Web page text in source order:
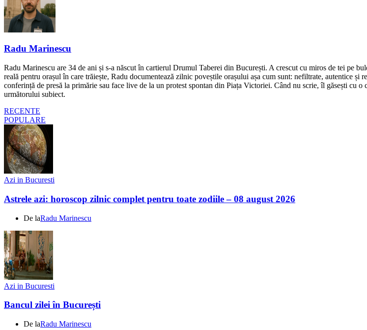
Radu Marinescu
Radu Marinescu are 34 de ani și s-a născut în cartierul Drumul Taberei din București. A crescut cu miros de tei pe
reală pentru orașul în care trăiește, Radu documentează zilnic poveștile orașului așa cum sunt: nefiltrate, autentice
conferință de presă la primărie sau face live de la un protest spontan din Piața Victoriei. Când nu scrie, îl găsești cu
următorului subiect.
RECENTE
POPULARE
Azi in Bucuresti
Astrele azi: horoscop zilnic complet pentru toate zodiile – 08 august 2026
De laRadu Marinescu
Azi in Bucuresti
Bancul zilei în București
De laRadu Marinescu